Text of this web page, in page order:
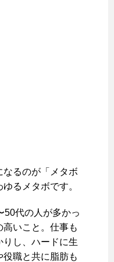
なるのが「メタボ
るメタボです。
50代の人が多かっ
いこと。仕事も
りし、ハードに生
職と共に脂肪も